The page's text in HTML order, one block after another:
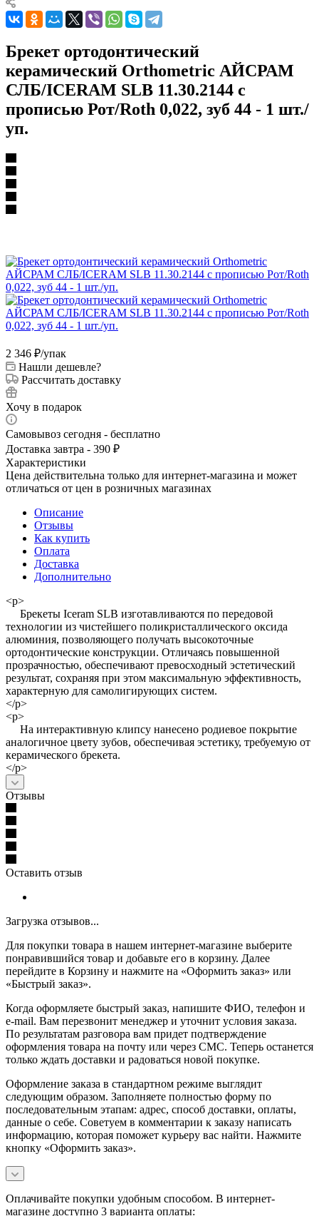
Брекет ортодонтический
керамический Orthometric АЙСРАМ
СЛБ/ICERAM SLB 11.30.2144 с
прописью Рот/Roth 0,022, зуб 44 - 1 шт./
уп.
2 346 ₽/упак
Нашли дешевле?
Рассчитать доставку
Хочу в подарок
Самовывоз сегодня - бесплатно
Доставка завтра - 390 ₽
Характеристики
Цена действительна только для интернет-магазина и может
отличаться от цен в розничных магазинах
Описание
Отзывы
Как купить
Оплата
Доставка
Дополнительно
<p>
Брекеты Iceram SLB изготавливаются по передовой
технологии из чистейшего поликристаллического оксида
алюминия, позволяющего получать высокоточные
ортодонтические конструкции. Отличаясь повышенной
прозрачностью, обеспечивают превосходный эстетический
результат, сохраняя при этом максимальную эффективность,
характерную для самолигирующих систем.
</p>
<p>
На интерактивную клипсу нанесено родиевое покрытие
аналогичное цвету зубов, обеспечивая эстетику, требуемую от
керамического брекета.
</p>
Отзывы
Оставить отзыв
Загрузка отзывов...
Для покупки товара в нашем интернет-магазине выберите
понравившийся товар и добавьте его в корзину. Далее
перейдите в Корзину и нажмите на «Оформить заказ» или
«Быстрый заказ».
Когда оформляете быстрый заказ, напишите ФИО, телефон и
e-mail. Вам перезвонит менеджер и уточнит условия заказа.
По результатам разговора вам придет подтверждение
оформления товара на почту или через СМС. Теперь останется
только ждать доставки и радоваться новой покупке.
Оформление заказа в стандартном режиме выглядит
следующим образом. Заполняете полностью форму по
последовательным этапам: адрес, способ доставки, оплаты,
данные о себе. Советуем в комментарии к заказу написать
информацию, которая поможет курьеру вас найти. Нажмите
кнопку «Оформить заказ».
Оплачивайте покупки удобным способом. В интернет-
магазине доступно 3 варианта оплаты: